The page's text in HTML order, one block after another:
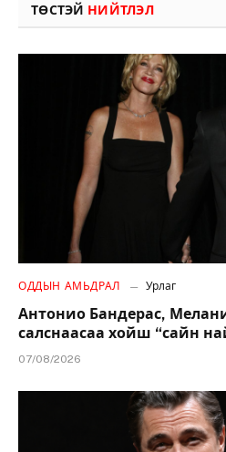
ТӨСТЭЙ НИЙТЛЭЛ
ОДДЫН АМЬДРАЛ Урлаг
Антонио Бандерас,
салснаасаа хойш “сайн
07/08/2026